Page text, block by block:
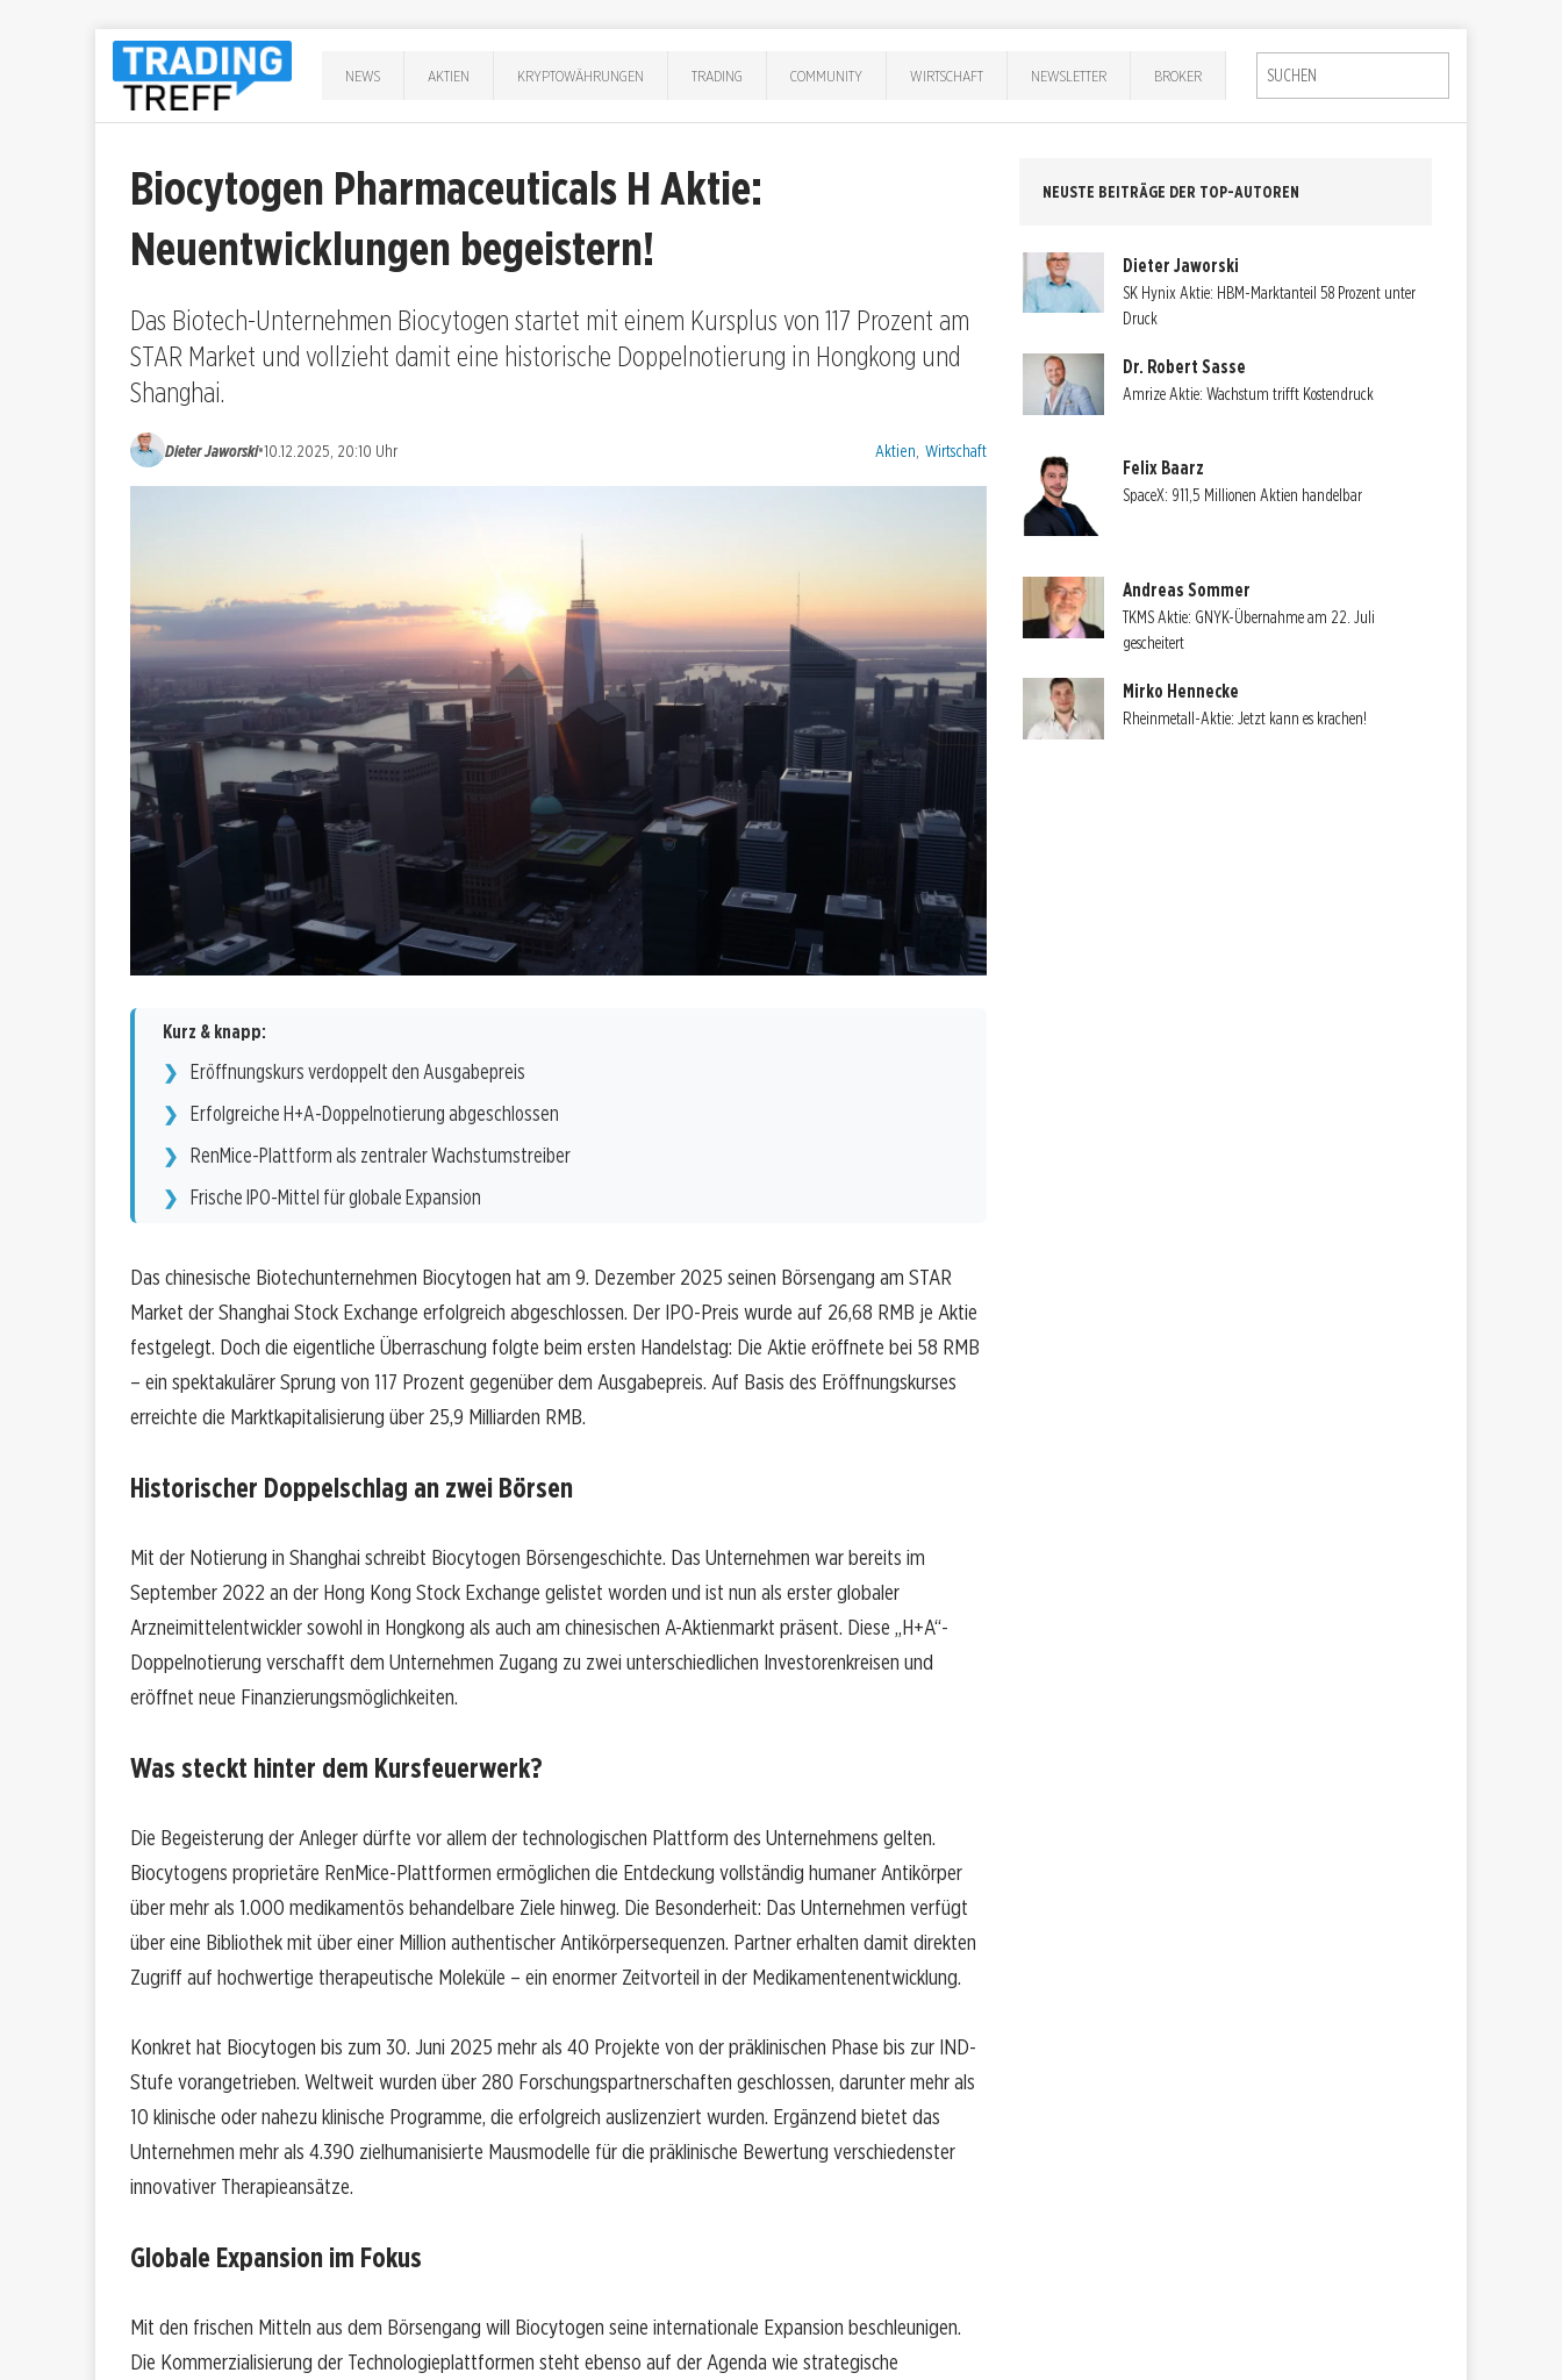
NEWS AKTIEN KRYPTOWÄHRUNGEN TRADING COMMUNITY WIRTSCHAFT NEWSLETTER BROKER
Biocytogen Pharmaceuticals H Aktie:
Neuentwicklungen begeistern!
Das Biotech-Unternehmen Biocytogen startet mit einem Kursplus von 117 Prozent am
STAR Market und vollzieht damit eine historische Doppelnotierung in Hongkong und
Shanghai.
Dieter Jaworski•10.12.2025, 20:10 Uhr Kategorien:
Aktien Wirtschaft
Kurz & knapp:
Eröffnungskurs verdoppelt den Ausgabepreis
Erfolgreiche H+A-Doppelnotierung abgeschlossen
RenMice-Plattform als zentraler Wachstumstreiber
Frische IPO-Mittel für globale Expansion
Das chinesische Biotechunternehmen Biocytogen hat am 9. Dezember 2025 seinen Börsengang am STAR
Market der Shanghai Stock Exchange erfolgreich abgeschlossen. Der IPO-Preis wurde auf 26,68 RMB je Aktie
festgelegt. Doch die eigentliche Überraschung folgte beim ersten Handelstag: Die Aktie eröffnete bei 58 RMB
– ein spektakulärer Sprung von 117 Prozent gegenüber dem Ausgabepreis. Auf Basis des Eröffnungskurses
erreichte die Marktkapitalisierung über 25,9 Milliarden RMB.
Historischer Doppelschlag an zwei Börsen
Mit der Notierung in Shanghai schreibt Biocytogen Börsengeschichte. Das Unternehmen war bereits im
September 2022 an der Hong Kong Stock Exchange gelistet worden und ist nun als erster globaler
Arzneimittelentwickler sowohl in Hongkong als auch am chinesischen A-Aktienmarkt präsent. Diese „H+A“-
Doppelnotierung verschafft dem Unternehmen Zugang zu zwei unterschiedlichen Investorenkreisen und
eröffnet neue Finanzierungsmöglichkeiten.
Was steckt hinter dem Kursfeuerwerk?
Die Begeisterung der Anleger dürfte vor allem der technologischen Plattform des Unternehmens gelten.
Biocytogens proprietäre RenMice-Plattformen ermöglichen die Entdeckung vollständig humaner Antikörper
über mehr als 1.000 medikamentös behandelbare Ziele hinweg. Die Besonderheit: Das Unternehmen verfügt
über eine Bibliothek mit über einer Million authentischer Antikörpersequenzen. Partner erhalten damit direkten
Zugriff auf hochwertige therapeutische Moleküle – ein enormer Zeitvorteil in der Medikamentenentwicklung.
Konkret hat Biocytogen bis zum 30. Juni 2025 mehr als 40 Projekte von der präklinischen Phase bis zur IND-
Stufe vorangetrieben. Weltweit wurden über 280 Forschungspartnerschaften geschlossen, darunter mehr als
10 klinische oder nahezu klinische Programme, die erfolgreich auslizenziert wurden. Ergänzend bietet das
Unternehmen mehr als 4.390 zielhumanisierte Mausmodelle für die präklinische Bewertung verschiedenster
innovativer Therapieansätze.
Globale Expansion im Fokus
Mit den frischen Mitteln aus dem Börsengang will Biocytogen seine internationale Expansion beschleunigen.
Die Kommerzialisierung der Technologieplattformen steht ebenso auf der Agenda wie strategische
NEUSTE BEITRÄGE DER TOP-AUTOREN
Dieter Jaworski
SK Hynix Aktie: HBM-Marktanteil 58 Prozent unter
Druck
Dr. Robert Sasse
Amrize Aktie: Wachstum trifft Kostendruck
Felix Baarz
SpaceX: 911,5 Millionen Aktien handelbar
Andreas Sommer
TKMS Aktie: GNYK-Übernahme am 22. Juli
gescheitert
Mirko Hennecke
Rheinmetall-Aktie: Jetzt kann es krachen!